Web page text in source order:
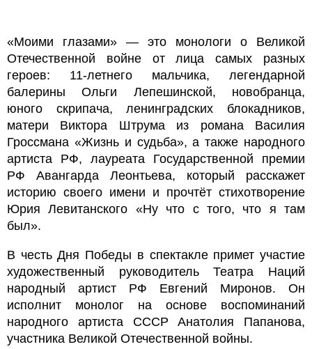
«Моими глазами» — это монологи о Великой
Отечественной войне от лица самых разных
героев: 11-летнего мальчика, легендарной
балерины Ольги Лепешинской, новобранца,
юного скрипача, ленинградских блокадников,
матери Виктора Штрума из романа Василия
Гроссмана «Жизнь и судьба», а также народного
артиста РФ, лауреата Государственной премии
РФ Авангарда Леонтьева, который расскажет
историю своего имени и прочтёт стихотворение
Юрия Левитанского «Ну что с того, что я там
был».
В честь Дня Победы в спектакле примет участие
художественный руководитель Театра Наций
народный артист РФ Евгений Миронов. Он
исполнит монолог на основе воспоминаний
народного артиста СССР Анатолия Папанова,
участника Великой Отечественной войны.